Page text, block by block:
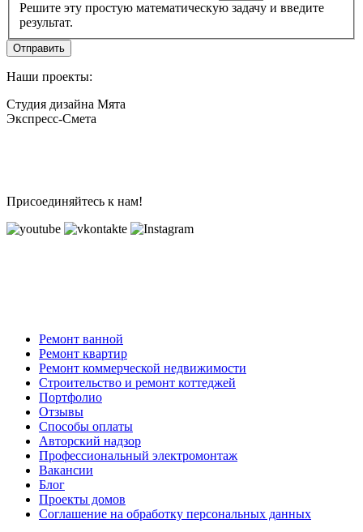
Решите эту простую математическую задачу и введите
результат.
Наши проекты:
Студия дизайна Мята
Экспресс-Смета
Присоединяйтесь к нам!
Ремонт ванной
Ремонт квартир
Ремонт коммерческой недвижимости
Строительство и ремонт коттеджей
Портфолио
Отзывы
Способы оплаты
Авторский надзор
Профессиональный электромонтаж
Вакансии
Блог
Проекты домов
Соглашение на обработку персональных данных